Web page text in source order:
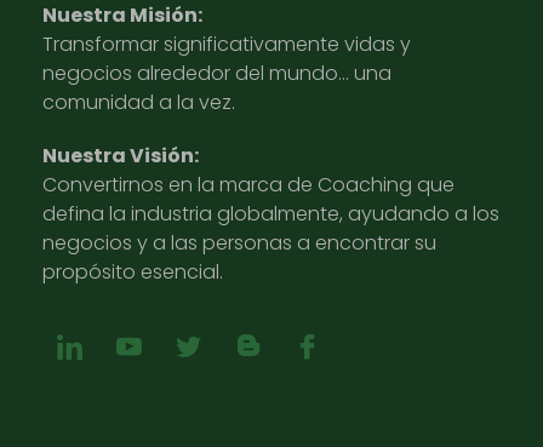
Nuestra Misión:
Transformar significativamente vidas y
negocios alrededor del mundo… una
comunidad a la vez.
Nuestra Visión:
Convertirnos en la marca de Coaching que
defina la industria globalmente, ayudando a los
negocios y a las personas a encontrar su
propósito esencial.